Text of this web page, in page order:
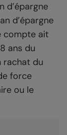
d’épargne
d’épargne
compte ait
ans du
rachat du
force
ou le